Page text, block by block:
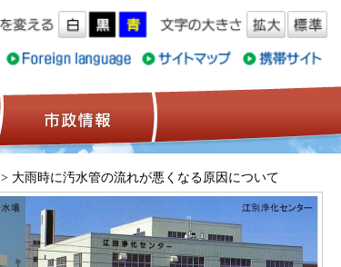
観光情報
> 大雨時に汚水管の流れが悪くなる原因について